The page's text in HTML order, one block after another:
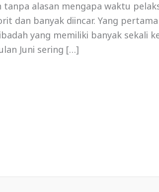
tanpa alasan mengapa waktu
dan banyak diincar. Yang
yang memiliki banyak sekali
Juni sering […]